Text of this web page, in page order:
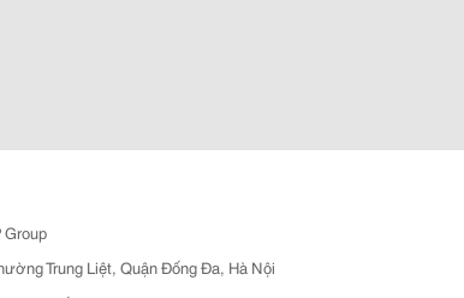
Group
Trung Liệt, Quận Đống Đa, Hà Nội